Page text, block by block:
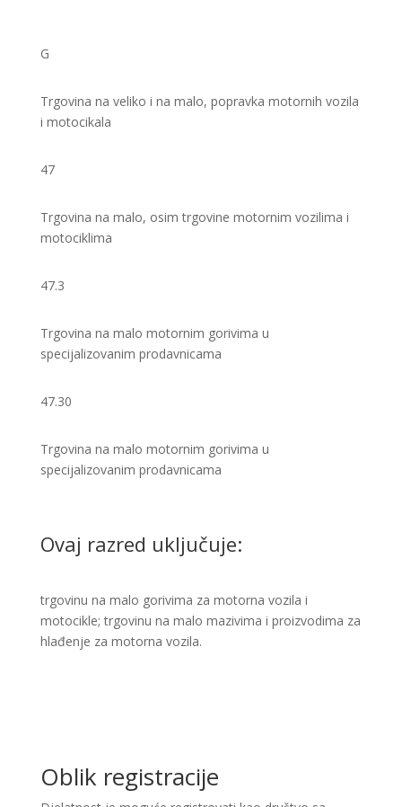
G
Trgovina na veliko i na malo, popravka motornih vozila
i motocikala
47
Trgovina na malo, osim trgovine motornim vozilima i
motociklima
47.3
Trgovina na malo motornim gorivima u
specijalizovanim prodavnicama
47.30
Trgovina na malo motornim gorivima u
specijalizovanim prodavnicama
Ovaj razred uključuje:
trgovinu na malo gorivima za motorna vozila i
motocikle; trgovinu na malo mazivima i proizvodima za
hlađenje za motorna vozila.​
Oblik registracije